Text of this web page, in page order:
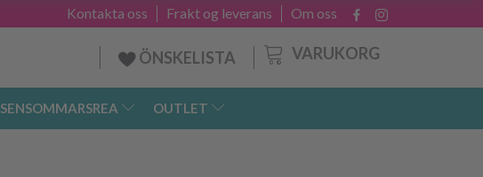
Om oss
Frakt og leverans
Kontakta oss
VARUKORG
ÖNSKELISTA
SENSOMMARSREA OUTLET